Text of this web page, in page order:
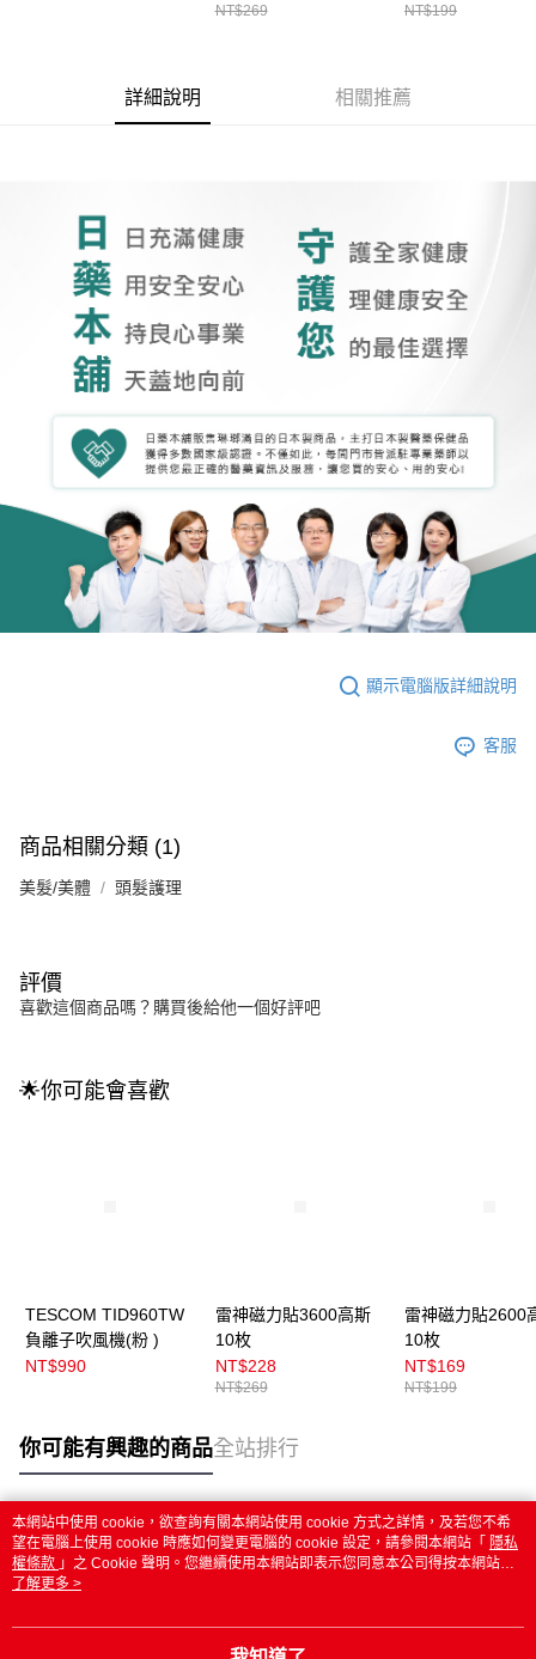
NT$269 NT$199
詳細說明 相關推薦
顯示電腦版詳細說明
客服
商品相關分類 (1)
美髮/美體 頭髮護理
評價
喜歡這個商品嗎？購買後給他一個好評吧
🌟你可能會喜歡
TESCOM TID960TW
負離子吹風機(粉 )
NT$990
雷神磁力貼3600高斯
10枚
NT$228
NT$269
雷神磁力貼2600
10枚
NT$169
NT$199
你可能有興趣的商品全站排行
熱門標籤
本網站中使用 cookie，欲查詢有關本網站使用 cookie 方式之詳情，及若您不希
望在電腦上使用 cookie 時應如何變更電腦的 cookie 設定，請參閱本網站「 隱私
權條款 」之 Cookie 聲明。您繼續使用本網站即表示您同意本公司得按本網站使
用條款之 Cookie 聲明使用 cookie。
了解更多 >